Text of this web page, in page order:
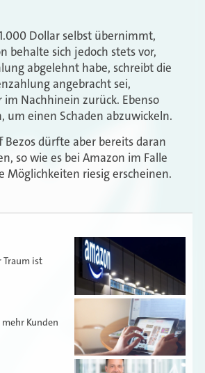
Dollar selbst übernimmt,
behalte sich jedoch stets vor,
abgelehnt habe, schreibt die
angebracht sei,
im Nachhinein zurück. Ebenso
um einen Schaden abzuwickeln.
Bezos dürfte aber bereits daran
so wie es bei Amazon im Falle
Möglichkeiten riesig erscheinen.
Traum ist
Kunden